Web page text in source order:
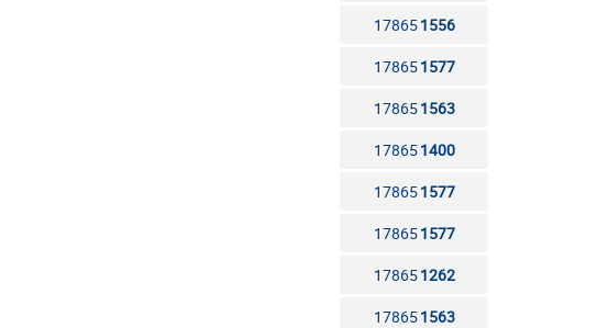
178651556
178651577
178651563
178651400
178651577
178651577
178651262
178651563